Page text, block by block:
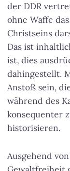
der DDR
ohne Waffe
Christseins
Das ist
ist, dies
dahingestellt.
Anstoß sein,
während des
konsequenter
historisieren.
Ausgehend